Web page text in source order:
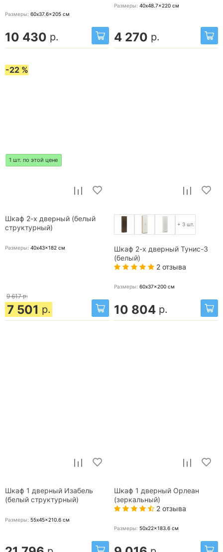
Размеры: 60x37.6x205 см
10 430 р.
Размеры: 40x48.7x220 см
4 270 р.
-22 %
1 шт. по этой цене
Шкаф 2-х дверный (белый
структурный)
Размеры: 40x43x182 см
9 617 р.
7 501 р.
+ 3 шт.
Шкаф 2-х дверный Тунис-3
(белый)
2 отзыва
Размеры: 60x37x200 см
10 804 р.
Шкаф 1 дверный Изабель
(белый структурный)
Размеры: 55x45x210.6 см
Шкаф 1 дверный Орлеан
(зеркальный)
2 отзыва
Размеры: 50x22x183.6 см